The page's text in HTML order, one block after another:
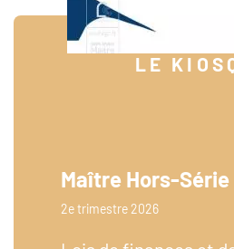
LE
Maître Hors-Série
2e trimestre 2026